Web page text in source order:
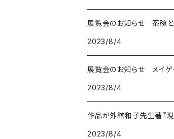
展覧会のお知らせ 茶碗
2023/8/4
展覧会のお知らせ メイゲ
2023/8/4
作品が外舘和子先生著『現
2023/8/4